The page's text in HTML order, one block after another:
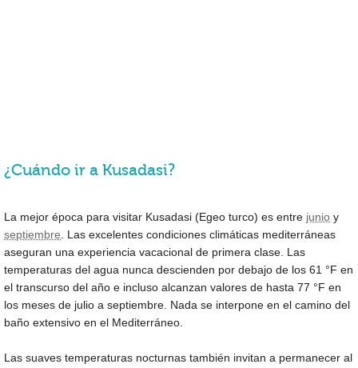
¿Cuándo ir a Kusadasi?
La mejor época para visitar Kusadasi (Egeo turco) es entre junio y
septiembre . Las excelentes condiciones climáticas mediterráneas
aseguran una experiencia vacacional de primera clase. Las
temperaturas del agua nunca descienden por debajo de los 61 °F en
el transcurso del año e incluso alcanzan valores de hasta 77 °F en
los meses de julio a septiembre. Nada se interpone en el camino del
baño extensivo en el Mediterráneo.
Las suaves temperaturas nocturnas también invitan a permanecer al